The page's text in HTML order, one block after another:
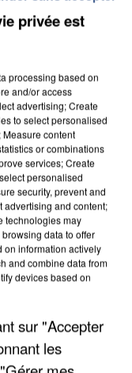
DE LA DZ
privée est
processing based on
and/or access
advertising; Create
to select personalised
content
or combinations
services; Create
personalised
security, prevent and
advertising and content;
technologies may
data to offer
on information actively
and combine data from
devices based on
sur "Accepter
les